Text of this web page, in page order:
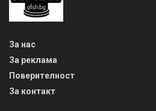
За нас
За реклама
Поверителност
За контакт